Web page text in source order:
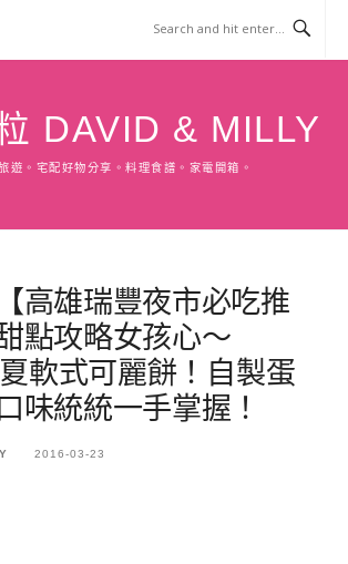
DAVID & MILLY
遊。宅配好物分享。料理食譜。家電開箱。
高雄瑞豐夜市必吃推
點攻略女孩心～
軟式可麗餅！自製蛋
味統統一手掌握！
2016-03-23